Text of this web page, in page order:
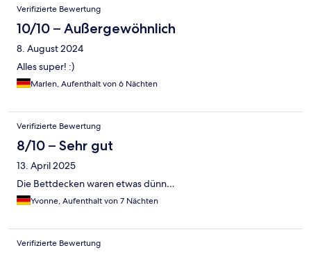
Verifizierte Bewertung
10/10 – Außergewöhnlich
8. August 2024
Alles super! :)
Marlen, Aufenthalt von 6 Nächten
Verifizierte Bewertung
8/10 – Sehr gut
13. April 2025
Die Bettdecken waren etwas dünn…
Yvonne, Aufenthalt von 7 Nächten
Verifizierte Bewertung